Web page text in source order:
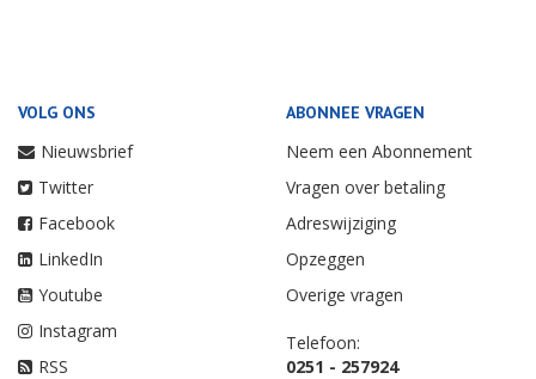
VOLG ONS
Nieuwsbrief
Twitter
Facebook
LinkedIn
Youtube
Instagram
RSS
ABONNEE VRAGEN
Neem een Abonnement
Vragen over betaling
Adreswijziging
Opzeggen
Overige vragen
Telefoon:
0251 - 257924